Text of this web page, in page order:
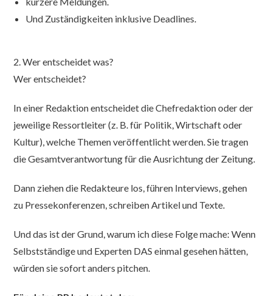
Und Zuständigkeiten inklusive Deadlines.
2. Wer entscheidet was?
Wer entscheidet?
In einer Redaktion entscheidet die Chefredaktion oder der
jeweilige Ressortleiter (z. B. für Politik, Wirtschaft oder
Kultur), welche Themen veröffentlicht werden. Sie tragen
die Gesamtverantwortung für die Ausrichtung der Zeitung.
Dann ziehen die Redakteure los, führen Interviews, gehen
zu Pressekonferenzen, schreiben Artikel und Texte.
Und das ist der Grund, warum ich diese Folge mache: Wenn
Selbstständige und Experten DAS einmal gesehen hätten,
würden sie sofort anders pitchen.